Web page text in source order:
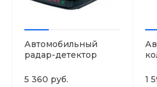
Автомобильный
радар-детектор
5 360 руб.
1